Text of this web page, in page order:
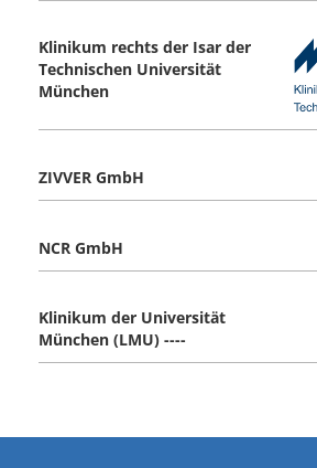
Klinikum rechts der Isar der
Technischen Universität
München
ZIVVER GmbH
NCR GmbH
Klinikum der Universität
München (LMU) ----